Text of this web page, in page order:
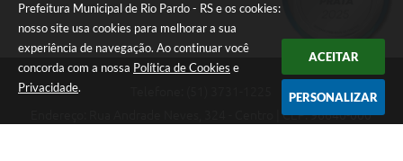
Prefeitura Municipal de Rio Pardo - RS e os cookies:
nosso site usa cookies para melhorar a sua
experiência de navegação. Ao continuar você
concorda com a nossa Política de Cookies e
Privacidade.
ACEITAR
PERSONALIZAR
Endereço: Rua Andrade Neves, 324 - Centro | CEP: 96640-000